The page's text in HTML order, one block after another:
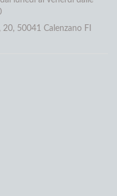
50041 Calenzano FI